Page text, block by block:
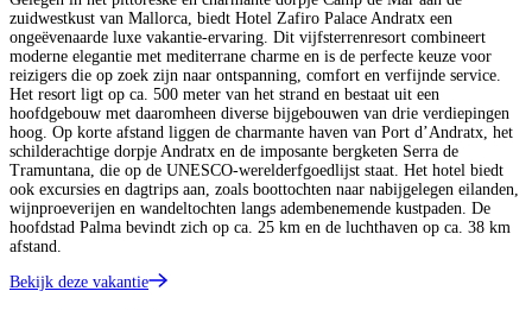
zuidwestkust van Mallorca, biedt Hotel Zafiro Palace Andratx een
ongeëvenaarde luxe vakantie-ervaring. Dit vijfsterrenresort combineert
moderne elegantie met mediterrane charme en is de perfecte keuze voor
reizigers die op zoek zijn naar ontspanning, comfort en verfijnde service.
Het resort ligt op ca. 500 meter van het strand en bestaat uit een
hoofdgebouw met daaromheen diverse bijgebouwen van drie verdiepingen
hoog. Op korte afstand liggen de charmante haven van Port d’Andratx, het
schilderachtige dorpje Andratx en de imposante bergketen Serra de
Tramuntana, die op de UNESCO-werelderfgoedlijst staat. Het hotel biedt
ook excursies en dagtrips aan, zoals boottochten naar nabijgelegen eilanden,
wijnproeverijen en wandeltochten langs adembenemende kustpaden. De
hoofdstad Palma bevindt zich op ca. 25 km en de luchthaven op ca. 38 km
afstand.
Bekijk deze vakantie